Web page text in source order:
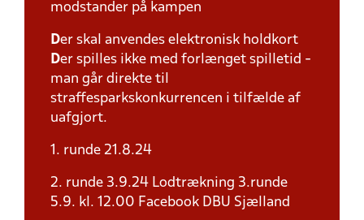
modstander på kampen
Der skal anvendes elektronisk holdkort
Der spilles ikke med forlænget spilletid -
man går direkte til
straffesparkskonkurrencen i tilfælde af
uafgjort.
1. runde 21.8.24
2. runde 3.9.24 Lodtrækning 3.runde
5.9. kl. 12.00 Facebook DBU Sjælland